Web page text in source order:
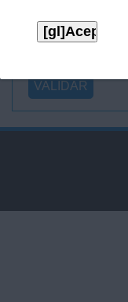
firma (.p7s):